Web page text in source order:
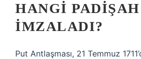
HANGI PADIŞAH
IMZALADI?
Put Antlaşması, 21 Temmuz